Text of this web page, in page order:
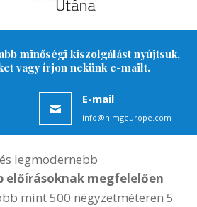
minőségi kiszolgálást nyújtsuk,
vagy írjon nekünk e-mailt.
E-mail
info@himgeurope.com
legmodernebb
előírásoknak megfelelően
mint 500 négyzetméteren 5